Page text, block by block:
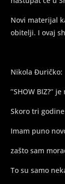
Novi materijal
obitelji. I ovaj
Nikola Đuričko:
’’SHOW
Skoro tri
Imam puno
zašto sam
To su samo